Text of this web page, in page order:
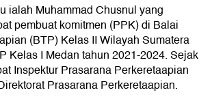
ialah Muhammad Chusnul yang
pembuat komitmen (PPK) di Balai
(BTP) Kelas II Wilayah Sumatera
Kelas I Medan tahun 2021-2024. Sejak
Inspektur Prasarana Perkeretaapian
Prasarana Perkeretaapian.